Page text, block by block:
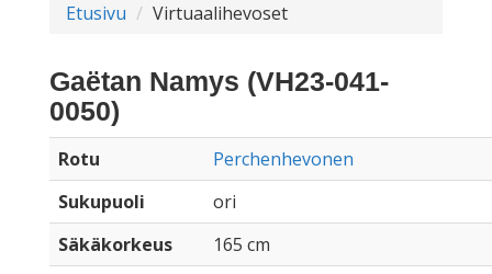
Etusivu Virtuaalihevoset
Gaëtan Namys (VH23-041-
0050)
Rotu
Perchenhevonen
Sukupuoli
ori
Säkäkorkeus
165 cm